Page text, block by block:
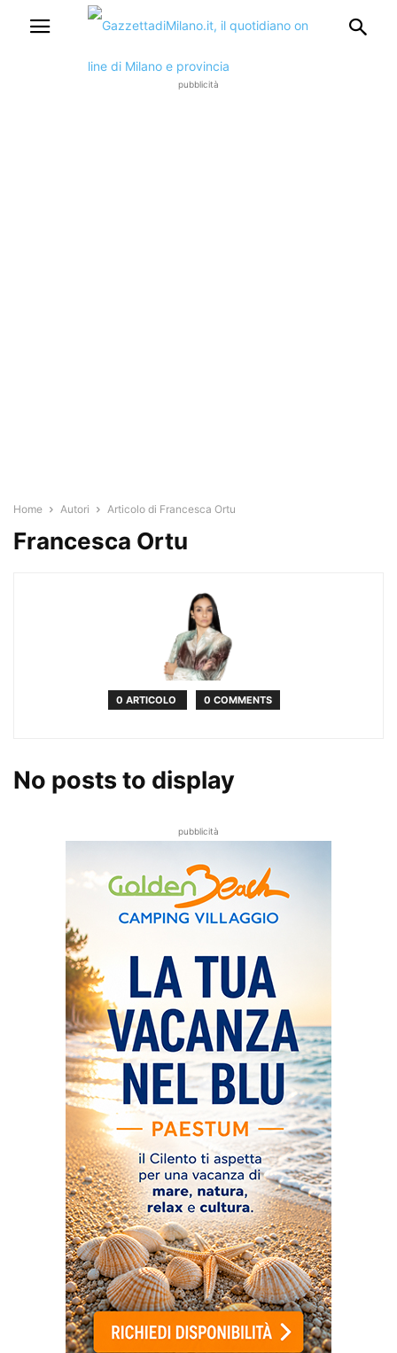
pubblicità
Home Autori Articolo di Francesca Ortu
Francesca Ortu
0 ARTICOLO 0 COMMENTS
No posts to display
pubblicità